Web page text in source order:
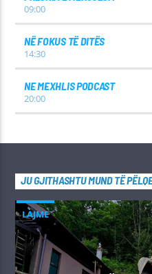
09:00
NË FOKUS TË DITËS
14:30
NE MEXHLIS PODCAST
20:00
JU GJITHASHTU MUND TË
LAJME